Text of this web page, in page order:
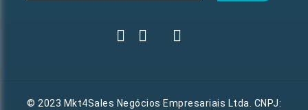
© 2023 Mkt4Sales Negócios Empresariais Ltda. CNPJ: